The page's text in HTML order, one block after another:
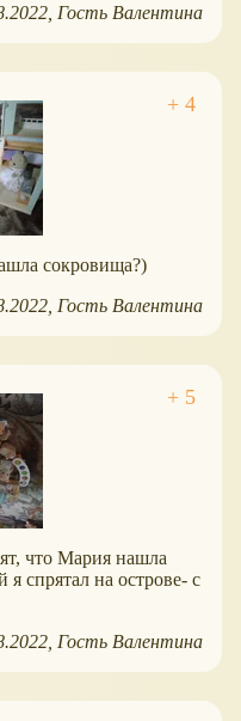
Гость Валентина
сокровища?)
Гость Валентина
что Мария нашла
спрятал на острове- с
Гость Валентина